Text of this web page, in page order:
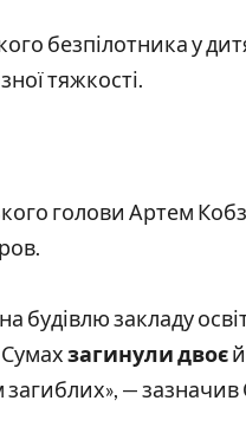
безпілотника у
тяжкості.
голови Артем
закладу
Сумахзагинули двоє
загиблих», —